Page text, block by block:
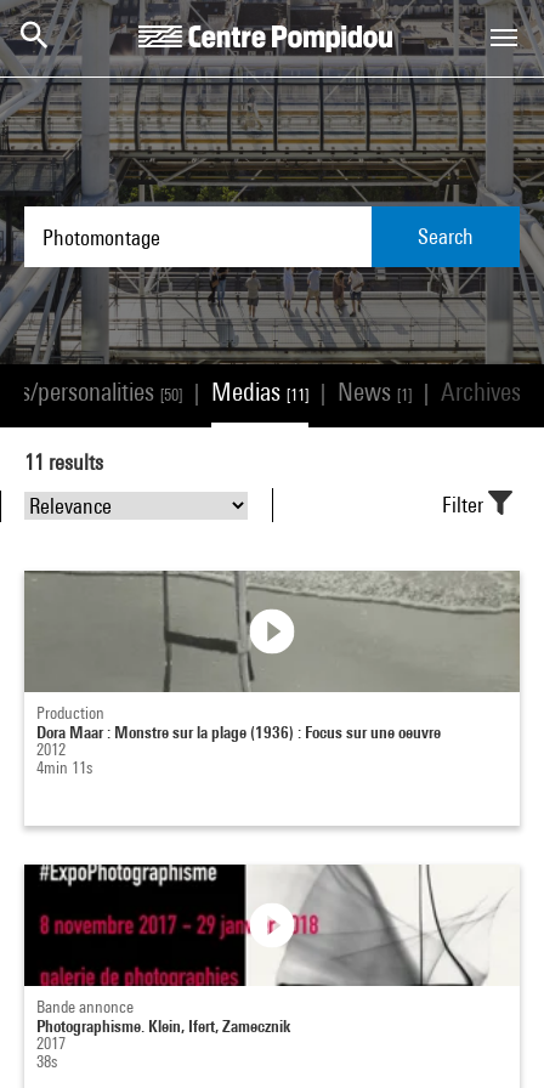
Skip to main content
Centre Pompidou
Search
personalities [50] Medias [11] News [1] Archives
11 results
Filter
Production
Dora Maar : Monstre sur la plage (1936) : Focus sur une oeuvre
2012
4min 11s
Bande annonce
Photographisme. Klein, Ifert, Zamecznik
2017
38s